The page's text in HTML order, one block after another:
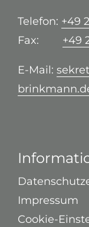
Telefon: +49
Fax: +49
E-Mail:
Impressum
Cookie-